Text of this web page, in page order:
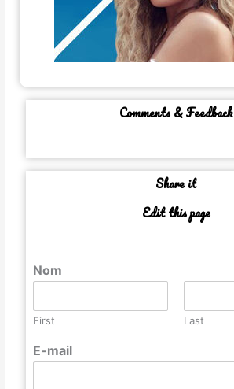
Comments & Feedback
Share it
Edit this page
Nom
First Last
E-mail